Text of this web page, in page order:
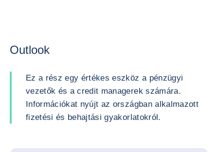
Outlook
Ez a rész egy értékes eszköz a pénzügyi
vezetők és a credit managerek számára.
Információkat nyújt az országban alkalmazott
fizetési és behajtási gyakorlatokról.